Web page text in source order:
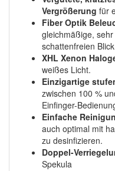
Vergrößerung für
Fiber Optik
gleichmäßige,
schattenfreien
XHL Xenon
weißes Licht.
Einzigartige
zwischen 100 %
Einfinger-
Einfache
auch optimal mit
zu desinfizieren.
Doppel-
Spekula